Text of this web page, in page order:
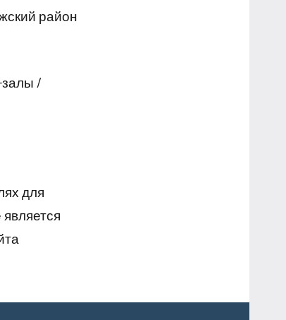
район
/
для